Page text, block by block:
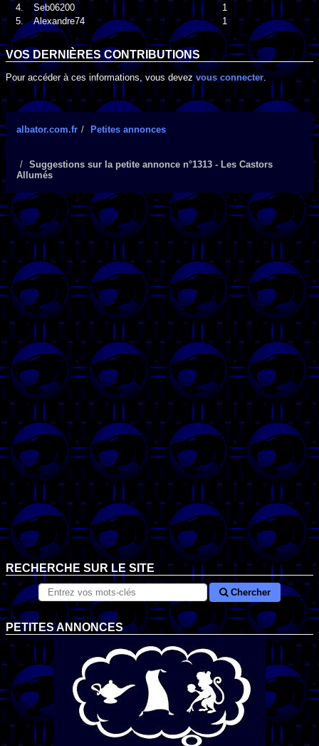
4.
Seb06200
1
5.
Alexandre74 1
VOS DERNIÈRES CONTRIBUTIONS
Pour accéder à ces informations, vous devezvous connecter.
albator.com.fr Petites annonces
Suggestions sur la petite annonce n°1313 - Les Castors
Allumés
RECHERCHE SUR LE SITE
Chercher
PETITES ANNONCES